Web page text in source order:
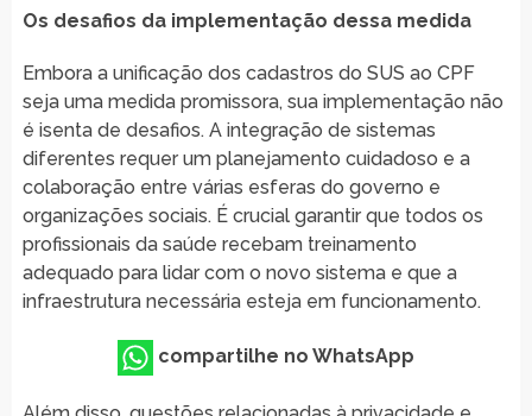
Os desafios da implementação dessa medida
Embora a unificação dos cadastros do SUS ao CPF
seja uma medida promissora, sua implementação não
é isenta de desafios. A integração de sistemas
diferentes requer um planejamento cuidadoso e a
colaboração entre várias esferas do governo e
organizações sociais. É crucial garantir que todos os
profissionais da saúde recebam treinamento
adequado para lidar com o novo sistema e que a
infraestrutura necessária esteja em funcionamento.
compartilhe no WhatsApp